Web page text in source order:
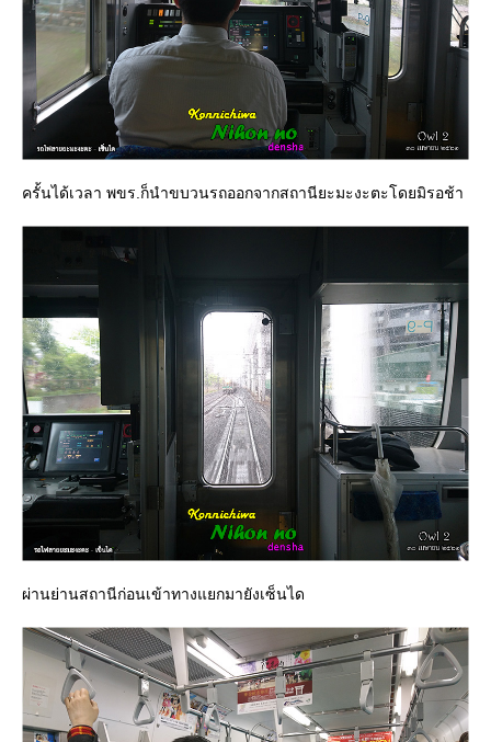
ครั้นได้เวลา พขร.ก็นำขบวนรถออกจากสถานียะมะงะตะโดยมิรอช้า
ผ่านย่านสถานีก่อนเข้าทางแยกมายังเซ็นได